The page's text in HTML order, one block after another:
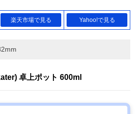
楽天市場で見る Yahoo!で見る
卓上ポット 600ml